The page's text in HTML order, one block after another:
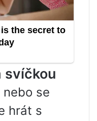
svíčkou
nebo se
hrát s